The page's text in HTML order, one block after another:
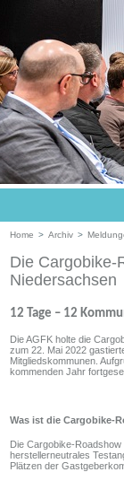
Home > Archiv >
Die Cargobike-
Niedersachsen
12 Tage – 12
Die AGFK holte die
zum 22. Mai 2022
Mitgliedskommunen.
kommenden Jahr
Was ist die Cargobike-
Die Cargobike-Roadshow
herstellerneutrales
Plätzen der